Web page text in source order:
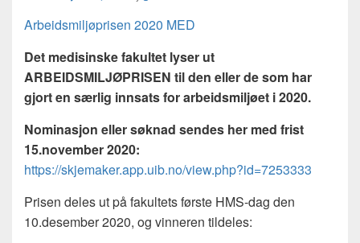
Arbeidsmiljøprisen 2020 MED
Det medisinske fakultet lyser ut
ARBEIDSMILJØPRISEN til den eller de som har
gjort en særlig innsats for arbeidsmiljøet i 2020.
Nominasjon eller søknad sendes her med frist
15.november 2020:
https://skjemaker.app.uib.no/view.php?id=7253333
Prisen deles ut på fakultets første HMS-dag den
10.desember 2020, og vinneren tildeles: